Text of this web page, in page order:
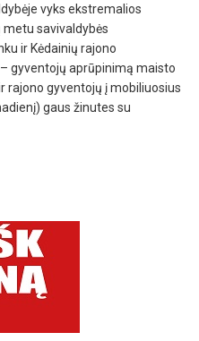
vyks ekstremalios
savivaldybės
ir Kėdainių rajono
gyventojų aprūpinimą maisto
rajono gyventojų į mobiliuosius
gaus žinutes su